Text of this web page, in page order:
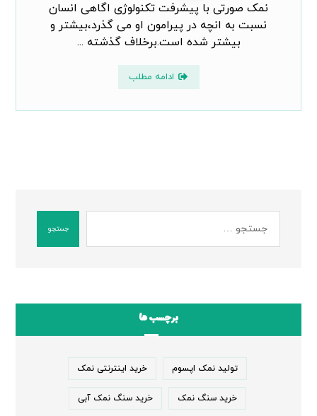
نمک صورتی با پیشرفت تکنولوژی اگاهی انسان
نسبت به انچه در پیرامون او می گذرد،بیشتر و
بیشتر شده است.برخلاف گذشته ...
ادامه مطلب
جستجو
برچسب ها
تولید نمک اپسوم خرید اینترنتی نمک
خرید سنگ نمک خرید سنگ نمک آبی